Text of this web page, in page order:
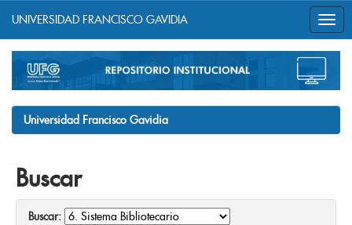
navigation
UNIVERSIDAD FRANCISCO GAVIDIA
Universidad Francisco Gavidia
Buscar
Buscar: